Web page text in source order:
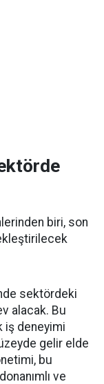
biri, son
sektördeki
alacak. Bu
iş deneyimi
gelir elde
bu
ve